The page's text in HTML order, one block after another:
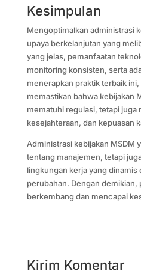
Kesimpulan
Mengoptimalkan administrasi
upaya berkelanjutan yang
yang jelas, pemanfaatan
monitoring konsisten, serta
menerapkan praktik terbaik
memastikan bahwa kebijakan
mematuhi regulasi, tetapi
kesejahteraan, dan kepuasan
Administrasi kebijakan MSDM
tentang manajemen, tetapi
lingkungan kerja yang
perubahan. Dengan demikian,
berkembang dan mencapai
Kirim Komentar